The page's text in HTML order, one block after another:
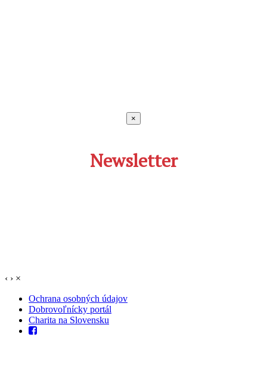
×
Newsletter
‹ › ×
Ochrana osobných údajov
Dobrovoľnícky portál
Charita na Slovensku